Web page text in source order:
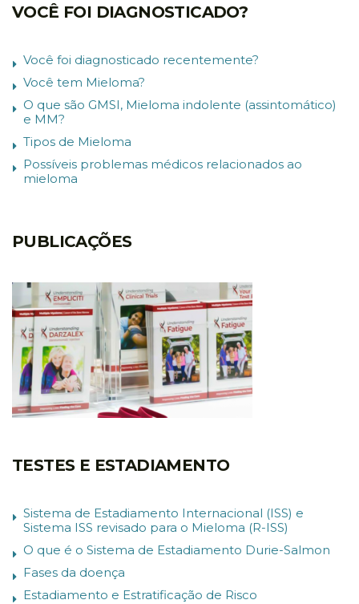
VOCÊ FOI DIAGNOSTICADO?
Você foi diagnosticado recentemente?
Você tem Mieloma?
O que são GMSI, Mieloma indolente (assintomático)
e MM?
Tipos de Mieloma
Possíveis problemas médicos relacionados ao
mieloma
PUBLICAÇÕES
TESTES E ESTADIAMENTO
Sistema de Estadiamento Internacional (ISS) e
Sistema ISS revisado para o Mieloma (R-ISS)
O que é o Sistema de Estadiamento Durie-Salmon
Fases da doença
Estadiamento e Estratificação de Risco